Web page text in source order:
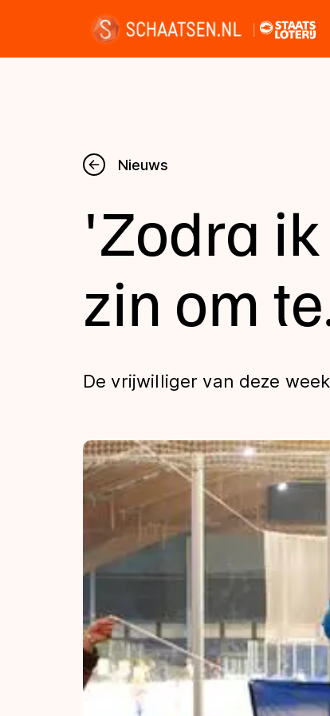
Nieuws
Kalender
Disciplines
Uitslagen
Tijden &
De weg op
Schaatsfans
Olympische
Nieuws
'Zodra
zin om
De vrijwilliger van deze